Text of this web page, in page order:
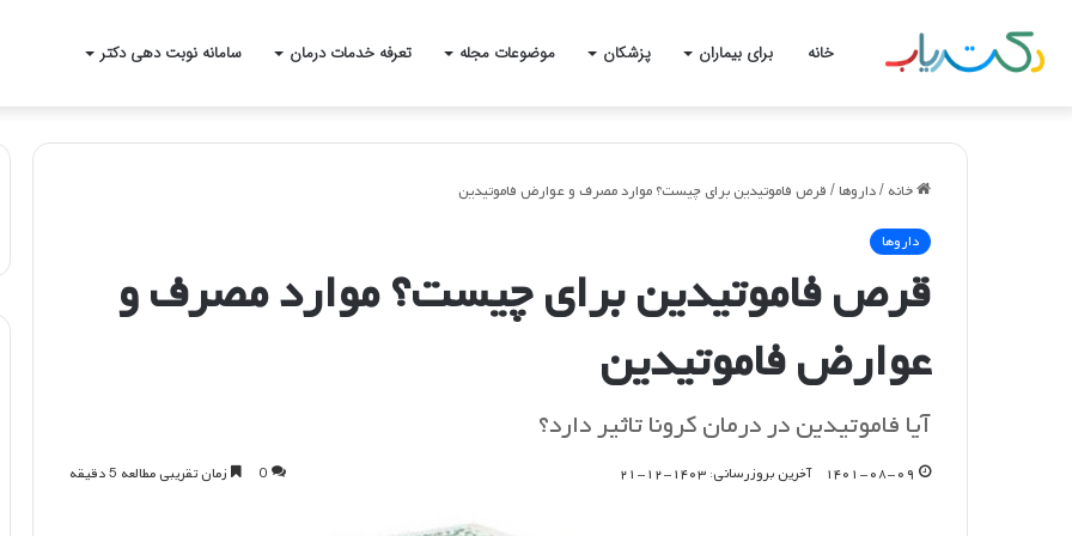
خانه برای بیماران پزشکان موضوعات مجله تعرفه خدمات درمان سامانه نوبت دهی دکتر
خانه /داروها/ قرص فاموتیدین برای چیست؟ موارد مصرف و عوارض فاموتیدین
داروها
قرص فاموتیدین برای چیست؟ موارد مصرف و
عوارض فاموتیدین
آیا فاموتیدین در درمان کرونا تاثیر دارد؟
۱۴۰۱-۰۸-۰۹ آخرین بروزرسانی: ۱۴۰۳-۱۲-۲۱ 0 زمان تقریبی مطالعه 5 دقیقه